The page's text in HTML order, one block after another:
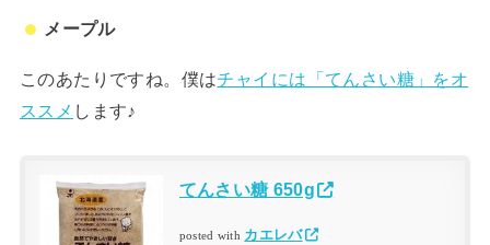
メープル
このあたりですね。僕はチャイには「てんさい糖」をオ
ススメ します♪
てんさい糖 650g
posted with カエレバ